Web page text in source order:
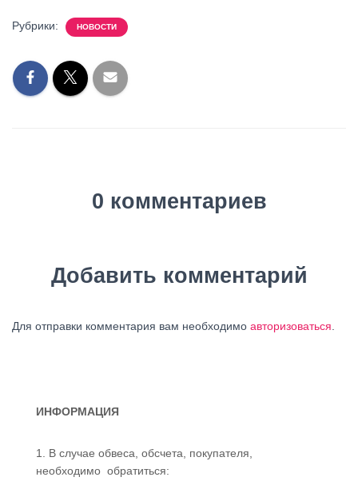
Рубрики: НОВОСТИ
0 комментариев
Добавить комментарий
Для отправки комментария вам необходимо авторизоваться.
ИНФОРМАЦИЯ
1. В случае обвеса, обсчета, покупателя,
необходимо обратиться: